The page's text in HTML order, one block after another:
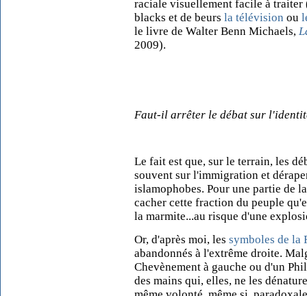
raciale visuellement facile à
blacks et de beurs la télévision ou
le livre de Walter Benn Michaels,
2009).
Faut-il arrêter le débat sur
Le fait est que, sur le terrain, les
souvent sur l'immigration et
islamophobes. Pour une partie de
cacher cette fraction du peuple
la marmite...au risque d'une
Or, d'après moi, les symboles de la
abandonnés à l'extrême droite.
Chevènement à gauche ou d'un
des mains qui, elles, ne les